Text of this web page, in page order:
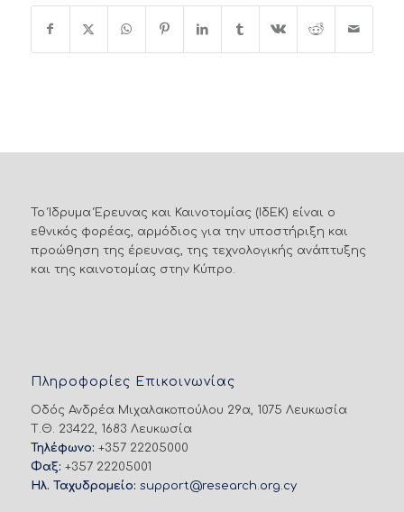
Το Ίδρυμα Έρευνας και Καινοτομίας (ΙδΕΚ) είναι ο
εθνικός φορέας, αρμόδιος για την υποστήριξη και
προώθηση της έρευνας, της τεχνολογικής ανάπτυξης
και της καινοτομίας στην Κύπρο.
Πληροφορίες Επικοινωνίας
Οδός Ανδρέα Μιχαλακοπούλου 29α, 1075 Λευκωσία
Τ.Θ. 23422, 1683 Λευκωσία
Τηλέφωνο: +357 22205000
Φαξ: +357 22205001
Ηλ. Ταχυδρομείο: support@research.org.cy